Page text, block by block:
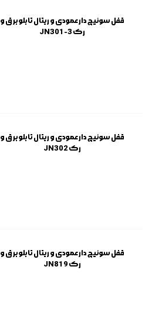
قفل سوئیچ دار عمودی و ریتال تابلو برق و
رک JN301-3
قفل سوئیچ دار عمودی و ریتال تابلو برق و
رک JN302
قفل سوئیچ دار عمودی و ریتال تابلو برق و
رک JN819